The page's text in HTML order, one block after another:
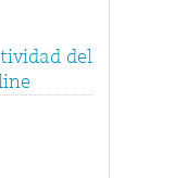
del